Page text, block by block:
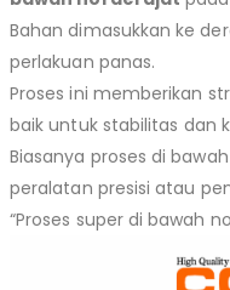
Bahan dimasukkan ke
perlakuan panas.
Proses ini memberikan
baik untuk stabilitas dan
Biasanya proses di
peralatan presisi atau
“Proses super di bawah